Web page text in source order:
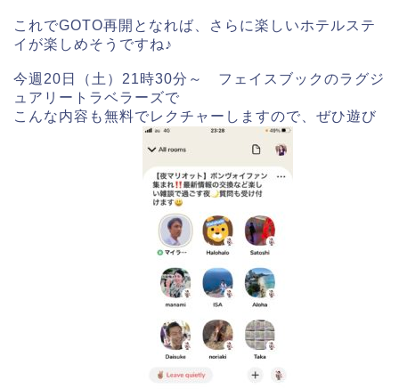
これでGOTO再開となれば、さらに楽しいホテルステ
イが楽しめそうですね♪
今週20日（土）21時30分～ フェイスブックのラグジ
ュアリートラベラーズで
こんな内容も無料でレクチャーしますので、ぜひ遊び